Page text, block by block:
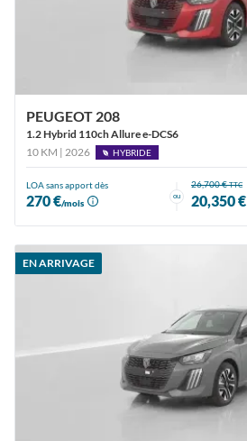
PEUGEOT 208
1.2 Hybrid 110ch Allure e-DCS6
10 KM | 2026
HYBRIDE
LOA sans apport dès
270 €/mois
ou
26,700 €TTC
20,350 €
EN ARRIVAGE